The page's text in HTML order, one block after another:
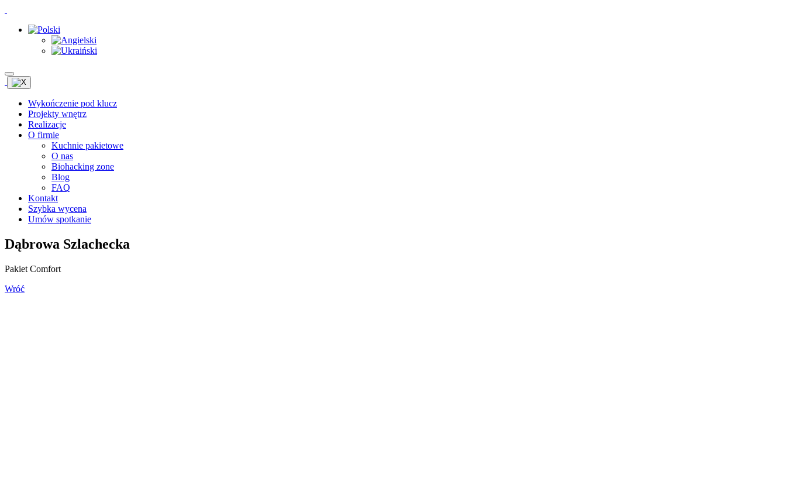
Wykończenie pod klucz
Projekty wnętrz
Realizacje
O firmie
Kuchnie pakietowe
O nas
Biohacking zone
Blog
FAQ
Kontakt
Szybka wycena
Umów spotkanie
Dąbrowa Szlachecka
Pakiet Comfort
Wróć